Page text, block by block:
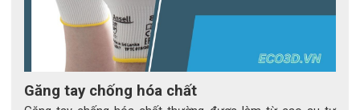
lượng đồng nhất và khả năng chống rò rỉ cao, giảm thiểu tối
đa nguy cơ phơi nhiễm do thủng vi mô.
3.3 Thử nghiệm với fentanyl và axit dịch vị
Sản phẩm được kiểm tra khả năng chống thấm fentanyl và
Găng tay chống hóa chất